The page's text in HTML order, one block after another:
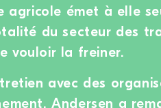
agricole émet à elle
du secteur des
vouloir la freiner.
avec des
Andersen a